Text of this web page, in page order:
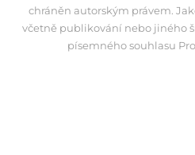
chráněn autorským právem.
včetně publikování nebo jiného
písemného souhlasu